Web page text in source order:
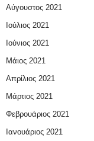
Αύγουστος 2021
Ιούλιος 2021
Ιούνιος 2021
Μάιος 2021
Απρίλιος 2021
Μάρτιος 2021
Φεβρουάριος 2021
Ιανουάριος 2021